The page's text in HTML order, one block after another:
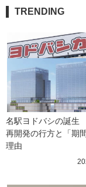
TRENDING
名駅ヨドバシの誕生
再開発の行方と「期
理由